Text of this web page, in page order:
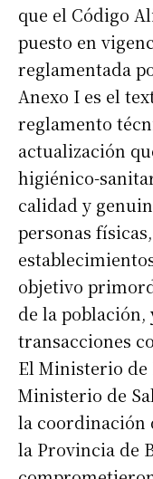
que el Código
puesto en
reglamentada
Anexo I es el
reglamento
actualización
higiénico-
calidad y
personas
objetivo
de la población,
transacciones
El Ministerio
Ministerio de
la coordinación
la Provincia de